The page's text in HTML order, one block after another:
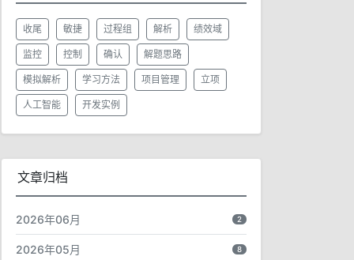
收尾 敏捷 过程组 解析 绩效域
监控 控制 确认 解题思路
模拟解析 学习方法 项目管理 立项
人工智能 开发实例
文章归档
2026年06月 2
2026年05月 8